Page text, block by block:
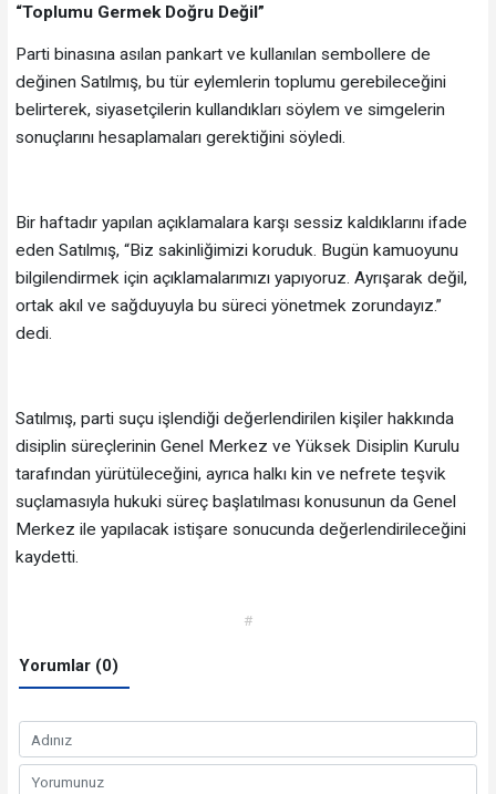
“Toplumu Germek Doğru Değil”
Parti binasına asılan pankart ve kullanılan sembollere de
değinen Satılmış, bu tür eylemlerin toplumu gerebileceğini
belirterek, siyasetçilerin kullandıkları söylem ve simgelerin
sonuçlarını hesaplamaları gerektiğini söyledi.
Bir haftadır yapılan açıklamalara karşı sessiz kaldıklarını ifade
eden Satılmış, “Biz sakinliğimizi koruduk. Bugün kamuoyunu
bilgilendirmek için açıklamalarımızı yapıyoruz. Ayrışarak değil,
ortak akıl ve sağduyuyla bu süreci yönetmek zorundayız.”
dedi.
Satılmış, parti suçu işlendiği değerlendirilen kişiler hakkında
disiplin süreçlerinin Genel Merkez ve Yüksek Disiplin Kurulu
tarafından yürütüleceğini, ayrıca halkı kin ve nefrete teşvik
suçlamasıyla hukuki süreç başlatılması konusunun da Genel
Merkez ile yapılacak istişare sonucunda değerlendirileceğini
kaydetti.
#
Yorumlar (0)